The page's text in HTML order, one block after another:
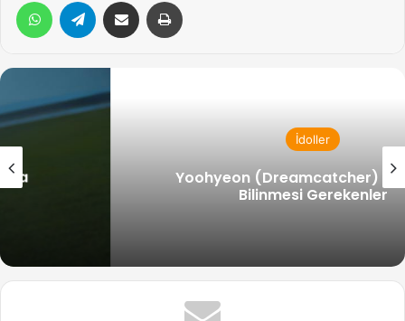
Yoohyeon (Dreamcatcher) Hakkında
Bilinmesi Gerekenler